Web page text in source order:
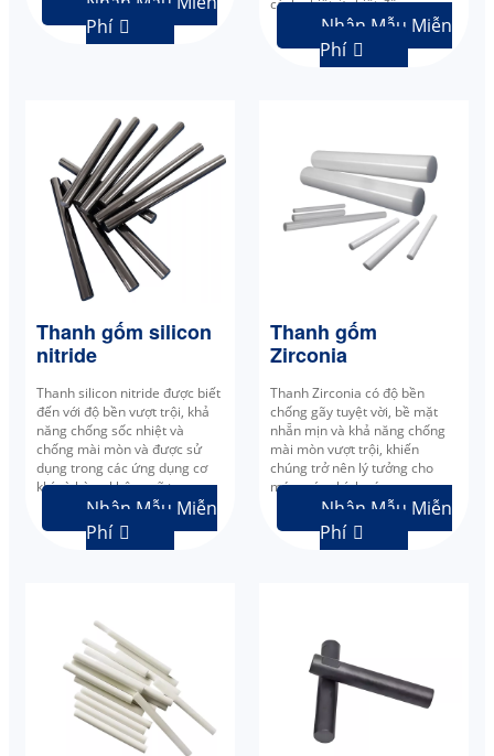
Phí 
cách nhiệt ở nhiệt độ cao.
Nhận Mẫu Miễn
Phí 
Thanh gốm silicon
nitride
Thanh silicon nitride được biết
đến với độ bền vượt trội, khả
năng chống sốc nhiệt và
chống mài mòn và được sử
dụng trong các ứng dụng cơ
khí và hàng không vũ trụ.
Nhận Mẫu Miễn
Phí 
Thanh gốm
Zirconia
Thanh Zirconia có độ bền
chống gãy tuyệt vời, bề mặt
nhẵn mịn và khả năng chống
mài mòn vượt trội, khiến
chúng trở nên lý tưởng cho
máy móc chính xác.----
Nhận Mẫu Miễn
Phí 